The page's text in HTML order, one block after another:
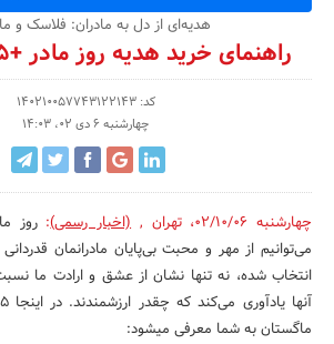
و
اجتماعی
فرهنگی
رویداد
هدیه‌ای از دل به مادران: فلاسک و
راهنمای خرید هدیه روز مادر +5 کادوی ارزان
کد: 140210057743122143
چهارشنبه 6 دی 02، 14:03
چهارشنبه 02/10/06 ،تهران ,(اخبار رسمی):روز
می‌توانیم از مهر و محبت بی‌پایان مادرانمان
انتخاب شده، نه تنها نشان از عشق و ارادت ما
ماگستان به شما معرفی میشود: